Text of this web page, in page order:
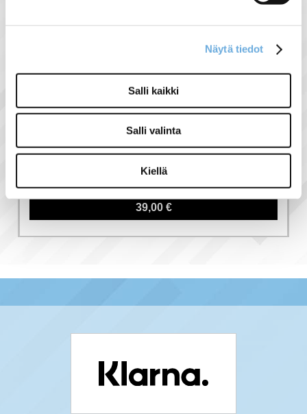
Näytä tiedot
Salli kaikki
Salli valinta
Kiellä
KUORMANKYTKIN
VIPU ABB OT40FT3
40A 3-NAP
39,00 €